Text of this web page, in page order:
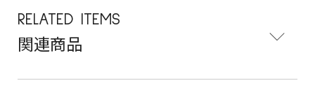
RELATED ITEMS
関連商品